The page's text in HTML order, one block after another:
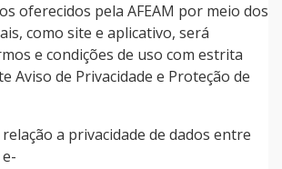
oferecidos pela AFEAM por meio dos
como site e aplicativo, será
e condições de uso com estrita
Aviso de Privacidade e Proteção de
a privacidade de dados entre